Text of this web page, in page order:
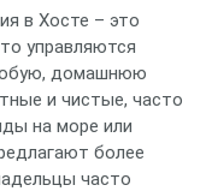
в Хосте – это
управляются
домашнюю
и чистые, часто
на море или
более
часто